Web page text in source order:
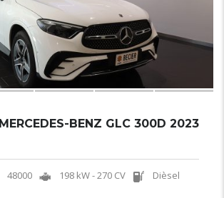
MERCEDES-BENZ GLC 300D 2023
48000 198 kW - 270 CV Dièsel